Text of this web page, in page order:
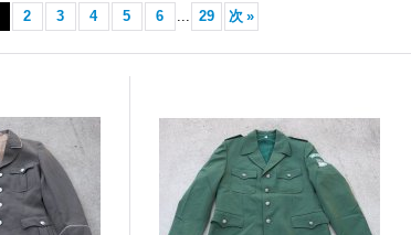
2 3 4 5 6 ... 29 次 »